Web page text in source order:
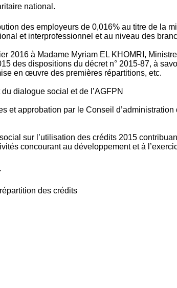
national.
des employeurs de 0,016% au titre de la
et interprofessionnel et au niveau des
2016 à Madame Myriam EL KHOMRI,
des dispositions du décret n° 2015-87, à
en œuvre des premières répartitions, etc.
dialogue social et de l’AGFPN
et approbation par le Conseil
sur l’utilisation des crédits 2015
concourant au développement et à
des crédits